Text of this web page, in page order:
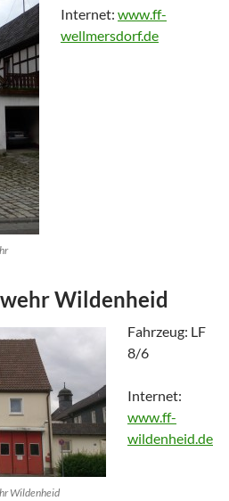
Internet: www.ff-
wellmersdorf.de
Wildenheid
Wildenheid
Fahrzeug: LF
8/6
Internet:
www.ff-
wildenheid.de